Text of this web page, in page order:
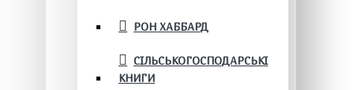
РОН ХАББАРД
СІЛЬСЬКОГОСПОДАРСЬКІ
КНИГИ